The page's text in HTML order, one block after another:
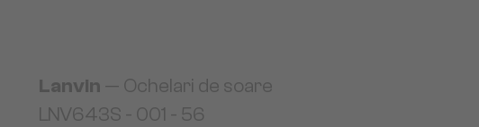
Lanvin — Ochelari de soare
LNV643S - 001 - 56